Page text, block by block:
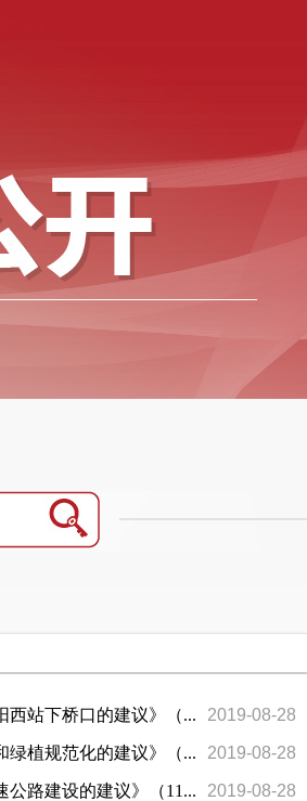
西站下桥口的建议》（... 2019-08-28
绿植规范化的建议》（... 2019-08-28
路建设的建议》（11... 2019-08-28